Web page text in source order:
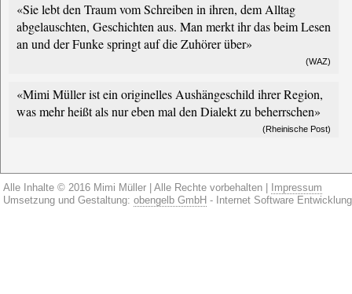
«Sie lebt den Traum vom Schreiben in ihren, dem Alltag
abgelauschten, Geschichten aus. Man merkt ihr das beim Lesen
an und der Funke springt auf die Zuhörer über»
(WAZ)
«Mimi Müller ist ein originelles Aushängeschild ihrer Region,
was mehr heißt als nur eben mal den Dialekt zu beherrschen»
(Rheinische Post)
Alle Inhalte © 2016 Mimi Müller | Alle Rechte vorbehalten |
Impressum
Umsetzung und Gestaltung: obengelb GmbH - Internet Software